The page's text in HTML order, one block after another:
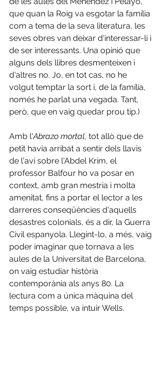
que quan la Roig va esgotar la família
com a tema de la seva literatura, les
seves obres van deixar d'interessar-li i
de ser interessants. Una opinió que
alguns dels llibres desmenteixen i
d'altres no. Jo, en tot cas, no he
volgut temptar la sort i, de la família,
només he parlat una vegada. Tant,
però, que en vaig quedar prou tip.)
Amb l'Abrazo mortal, tot allò que de
petit havia arribat a sentir dels llavis
de l'avi sobre l'Abdel Krim, el
professor Balfour ho va posar en
context, amb gran mestria i molta
amenitat, fins a portar el lector a les
darreres conseqüències d'aquells
desastres colonials, és a dir, la Guerra
Civil espanyola. Llegint-lo, a més, vaig
poder imaginar que tornava a les
aules de la Universitat de Barcelona,
on vaig estudiar història
contemporània als anys 80. La
lectura com a única màquina del
temps possible, va intuir Wells.